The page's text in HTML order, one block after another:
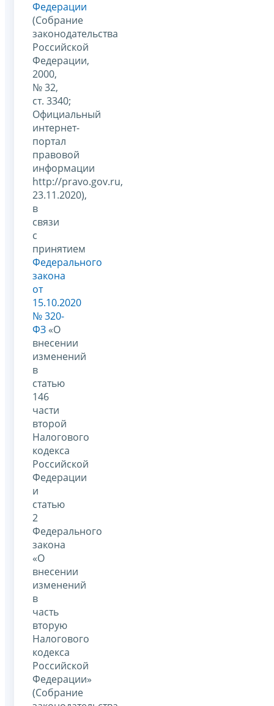
Федерации
(Собрание
законодательства
Российской
Федерации,
2000,
№ 32,
ст. 3340;
Официальный
интернет-
портал
правовой
информации
http://pravo.gov.ru,
23.11.2020),
в
связи
с
принятием
Федерального
закона
от
15.10.2020
№ 320-
ФЗ «О
внесении
изменений
в
статью
146
части
второй
Налогового
кодекса
Российской
Федерации
и
статью
2
Федерального
закона
«О
внесении
изменений
в
часть
вторую
Налогового
кодекса
Российской
Федерации»
(Собрание